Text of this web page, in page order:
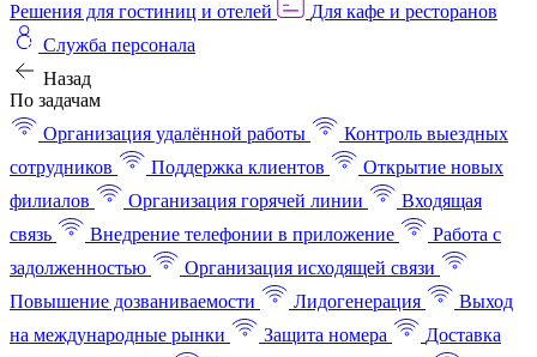
Решения для гостиниц и отелей
Для кафе и ресторанов
Служба персонала
Назад
По задачам
Организация удалённой работы
Контроль выездных
сотрудников
Поддержка клиентов
Открытие новых
филиалов
Организация горячей линии
Входящая
связь
Внедрение телефонии в приложение
Работа с
задолженностью
Организация исходящей связи
Повышение дозваниваемости
Лидогенерация
Выход
на международные рынки
Защита номера
Доставка